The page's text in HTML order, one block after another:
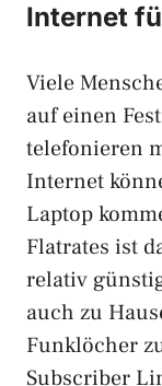
Internet
Viele
auf einen
telefonieren
Internet
Laptop
Flatrates ist
relativ
auch zu
Funklöcher
Subscriber